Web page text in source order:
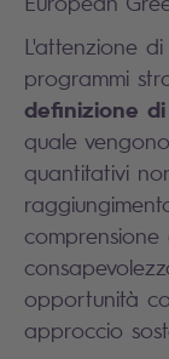
L'attenzione
programmi
definizione
quale
quantitativi
comprensione
opportunità
approccio